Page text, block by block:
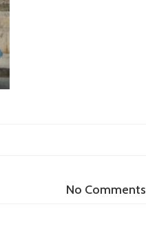
No Comments